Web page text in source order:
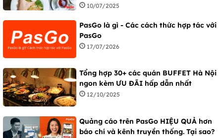
10/07/2025
PasGo là gì - Các cách thức hợp tác với
PasGo
17/07/2026
Tổng hợp 30+ các quán BUFFET Hà Nội
ngon kèm ƯU ĐÃI hấp dẫn nhất
12/10/2025
Quảng cáo trên PasGo HIỆU QUẢ hơn
báo chí và kênh truyền thống. Tại sao?